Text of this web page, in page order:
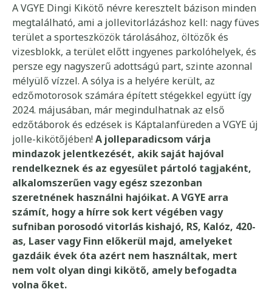
A VGYE Dingi Kikötő névre keresztelt bázison minden
megtalálható, ami a jollevitorlázáshoz kell: nagy füves
terület a sporteszközök tárolásához, öltözők és
vizesblokk, a terület előtt ingyenes parkolóhelyek, és
persze egy nagyszerű adottságú part, szinte azonnal
mélyülő vízzel. A sólya is a helyére került, az
edzőmotorosok számára épített stégekkel együtt így
2024. májusában, már megindulhatnak az első
edzőtáborok és edzések is Káptalanfüreden a VGYE új
jolle-kikötőjében!A jolleparadicsom várja
mindazok jelentkezését, akik saját hajóval
rendelkeznek és az egyesület pártoló tagjaként,
alkalomszerűen vagy egész szezonban
szeretnének használni hajóikat. A VGYE arra
számít, hogy a hírre sok kert végében vagy
sufniban porosodó vitorlás kishajó, RS, Kalóz, 420-
as, Laser vagy Finn előkerül majd, amelyeket
gazdáik évek óta azért nem használtak, mert
nem volt olyan dingi kikötő, amely befogadta
volna őket.